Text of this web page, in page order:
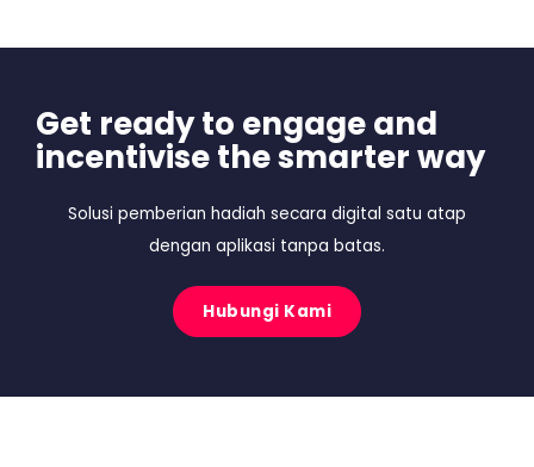
Get ready to engage and
incentivise the smarter way
Solusi pemberian hadiah secara digital satu atap
dengan aplikasi tanpa batas.
Hubungi Kami